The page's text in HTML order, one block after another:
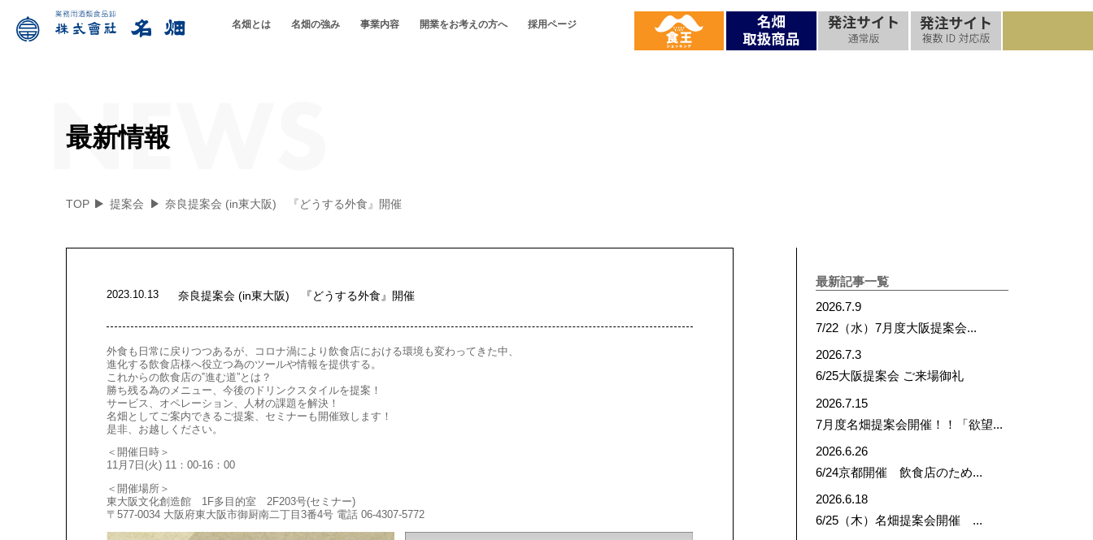
名畑とは 名畑の強み 事業内容
取扱品目
開業をお考えの方へ 採用ページ
最新情報
TOP 提案会 奈良提案会 (in東大阪) 『どうする外食』開催
2023.10.13 奈良提案会 (in東大阪) 『どうする外食』開催
外食も日常に戻りつつあるが、コロナ渦により飲食店における環境も変わってきた中、
進化する飲食店様へ役立つ為のツールや情報を提供する。
これからの飲食店の‟進む道”とは？
勝ち残る為のメニュー、今後のドリンクスタイルを提案！
サービス、オペレーション、人材の課題を解決！
名畑としてご案内できるご提案、セミナーも開催致します！
是非、お越しください。
＜開催日時＞
11月7日(火) 11：00-16：00
＜開催場所＞
東大阪文化創造館 1F多目的室 2F203号(セミナー)
〒577-0034 大阪府東大阪市御厨南二丁目3番4号 電話 06-4307-5772
最新記事一覧
2026.7.9
7/22（水）7月度大阪提案会...
2026.7.3
6/25大阪提案会 ご来場御礼
2026.7.15
7月度名畑提案会開催！！「欲望...
2026.6.26
6/24京都開催 飲食店のため...
2026.6.18
6/25（木）名畑提案会開催 ...